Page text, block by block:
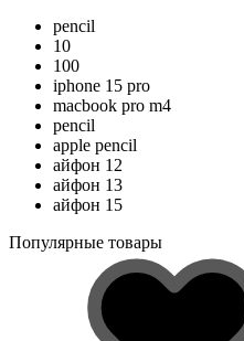
pencil
10
100
iphone 15 pro
macbook pro m4
pencil
apple pencil
айфон 12
айфон 13
айфон 15
Популярные товары